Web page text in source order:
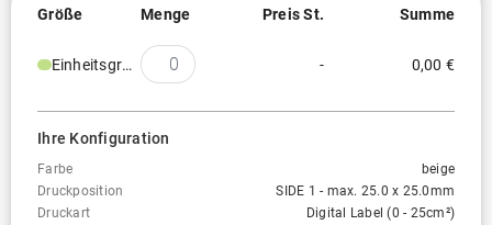
Größe Menge Preis St. Summe
Einheitsgröße - 0,00 €
Ihre Konfiguration
Farbe
beige
Druckposition
SIDE 1 - max. 25.0 x 25.0mm
Druckart
Digital Label (0 - 25cm²)